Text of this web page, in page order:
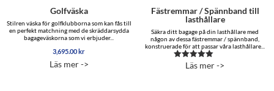
Golfväska
Stilren väska för golfklubborna som kan fås till
en perfekt matchning med de skräddarsydda
bagageväskorna som vi erbjuder...
3,695.00 kr
Läs mer ->
Fästremmar / Spännband till
lasthållare
Säkra ditt bagage på din lasthållare med
någon av dessa fästremmar / spännband,
konstruerade för att passar våra lasthållare...
Betygsatt
Läs mer ->